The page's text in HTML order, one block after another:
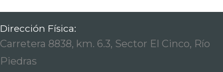
Dirección Física:
Carretera 8838, km. 6.3, Sector El Cinco, Río
Piedras